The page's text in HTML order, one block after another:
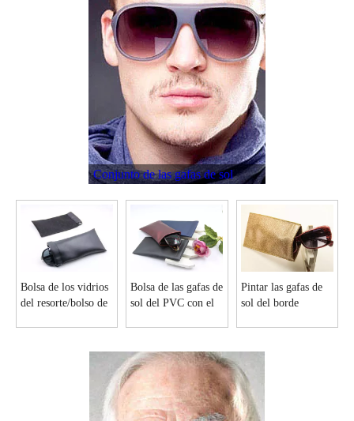
Impresión Digital gafas de sol del metal caso con cualquier patrones I6163
Gafas de sol de metal caso I6136 I2457 caja del metal para el marco óptico
Conjunto de las gafas de sol
Bolsa de los vidrios
del resorte/bolso de
Bolsa de las gafas de
sol del PVC con el
Pintar las gafas de
sol del borde